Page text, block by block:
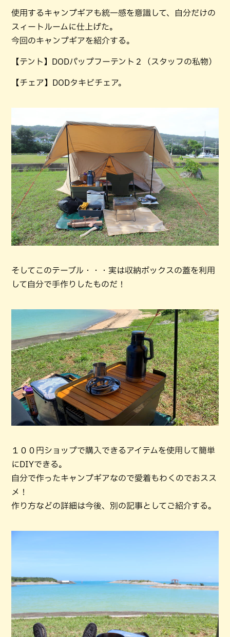
使用するキャンプギアも統一感を意識して、自分だけの
スィートルームに仕上げた。
今回のキャンプギアを紹介する。
【テント】DODパップフーテント２（スタッフの私物）
【チェア】DODタキビチェア。
そしてこのテーブル・・・実は収納ボックスの蓋を利用
して自分で手作りしたものだ！
１００円ショップで購入できるアイテムを使用して簡単
にDIYできる。
自分で作ったキャンプギアなので愛着もわくのでおスス
メ！
作り方などの詳細は今後、別の記事としてご紹介する。